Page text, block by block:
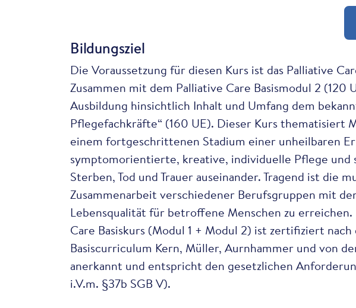
Bildungsziel
Die Voraussetzung für diesen Kurs ist das Palliative
Zusammen mit dem Palliative Care Basismodul 2 (120
Ausbildung hinsichtlich Inhalt und Umfang dem
Pflegefachkräfte“ (160 UE). Dieser Kurs thematisiert
einem fortgeschrittenen Stadium einer unheilbaren
symptomorientierte, kreative, individuelle Pflege und
Sterben, Tod und Trauer auseinander. Tragend ist die
Zusammenarbeit verschiedener Berufsgruppen mit
Lebensqualität für betroffene Menschen zu
Care Basiskurs (Modul 1 + Modul 2) ist zertifiziert
Basiscurriculum Kern, Müller, Aurnhammer und von
anerkannt und entspricht den gesetzlichen
i.V.m. §37b SGB V).